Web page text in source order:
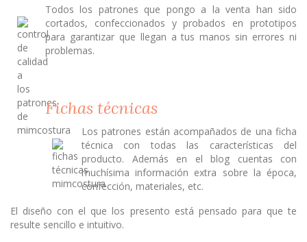
Todos los patrones que pongo a la venta han sido
cortados, confeccionados y probados en prototipos
para garantizar que llegan a tus manos sin errores ni
problemas.
Fichas técnicas
Los patrones están acompañados de una ficha
técnica con todas las características del
producto. Además en el blog cuentas con
muchísima información extra sobre la época,
confección, materiales, etc.
El diseño con el que los presento está pensado para que te
resulte sencillo e intuitivo.